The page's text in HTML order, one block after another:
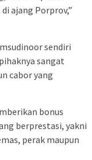
ajang Porprov,”
sendiri
sangat
cabor yang
bonus
berprestasi, yakni
perak maupun